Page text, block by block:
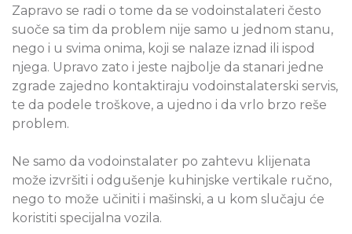
Zapravo se radi o tome da se vodoinstalateri često
suoče sa tim da problem nije samo u jednom stanu,
nego i u svima onima, koji se nalaze iznad ili ispod
njega. Upravo zato i jeste najbolje da stanari jedne
zgrade zajedno kontaktiraju vodoinstalaterski servis,
te da podele troškove, a ujedno i da vrlo brzo reše
problem.
Ne samo da vodoinstalater po zahtevu klijenata
može izvršiti i odgušenje kuhinjske vertikale ručno,
nego to može učiniti i mašinski, a u kom slučaju će
koristiti specijalna vozila.